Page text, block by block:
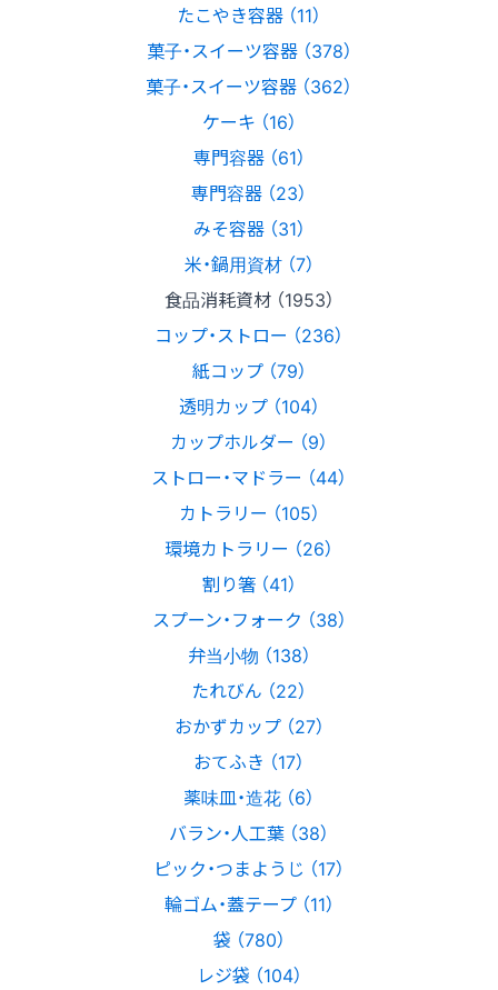
たこやき容器 （11）
菓子・スイーツ容器 （378）
菓子・スイーツ容器 （362）
ケーキ （16）
専門容器 （61）
専門容器 （23）
みそ容器 （31）
米・鍋用資材 （7）
食品消耗資材 （1953）
コップ・ストロー （236）
紙コップ （79）
透明カップ （104）
カップホルダー （9）
ストロー・マドラー （44）
カトラリー （105）
環境カトラリー （26）
割り箸 （41）
スプーン・フォーク （38）
弁当小物 （138）
たれびん （22）
おかずカップ （27）
おてふき （17）
薬味皿・造花 （6）
バラン・人工葉 （38）
ピック・つまようじ （17）
輪ゴム・蓋テープ （11）
袋 （780）
レジ袋 （104）